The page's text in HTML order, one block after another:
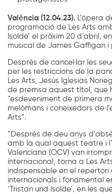
València (12.04.23). L’òpera
programació de Les Arts
Isolde’ el pròxim 20 d’abril,
musical de James Gaffigan i
Després de cancel·lar les
per les restriccions de la
Les Arts, Jesús Iglesias
de premsa aquest títol, que
“esdeveniment de primera
melòmans i coneixedors de
Arts”.
“Després de deu anys
amb la qual aquest teatre i
Valenciana (OCV) van
internacional, torna a Les
indispensable en el repertori
internacionals i fonamental
‘Tristan und Isolde’, en les